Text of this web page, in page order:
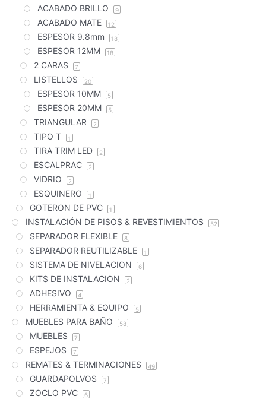
ACABADO BRILLO 9
ACABADO MATE 12
ESPESOR 9.8mm 18
ESPESOR 12MM 18
2 CARAS 7
LISTELLOS 20
ESPESOR 10MM 5
ESPESOR 20MM 5
TRIANGULAR 2
TIPO T 1
TIRA TRIM LED 2
ESCALPRAC 2
VIDRIO 2
ESQUINERO 1
GOTERON DE PVC 1
INSTALACIÓN DE PISOS & REVESTIMIENTOS 52
SEPARADOR FLEXIBLE 8
SEPARADOR REUTILIZABLE 1
SISTEMA DE NIVELACION 6
KITS DE INSTALACION 2
ADHESIVO 4
HERRAMIENTA & EQUIPO 5
MUEBLES PARA BAÑO 58
MUEBLES 7
ESPEJOS 7
REMATES & TERMINACIONES 49
GUARDAPOLVOS 7
ZOCLO PVC 6